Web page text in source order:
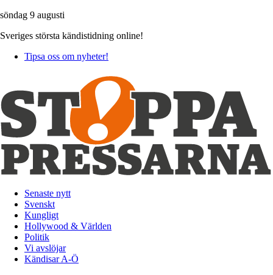
söndag 9 augusti
Sveriges största kändistidning online!
Tipsa oss om nyheter!
Senaste nytt
Svenskt
Kungligt
Hollywood & Världen
Politik
Vi avslöjar
Kändisar A-Ö